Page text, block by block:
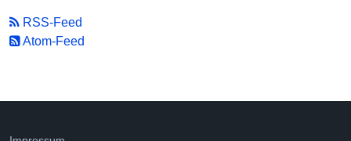
RSS-Feed
Atom-Feed